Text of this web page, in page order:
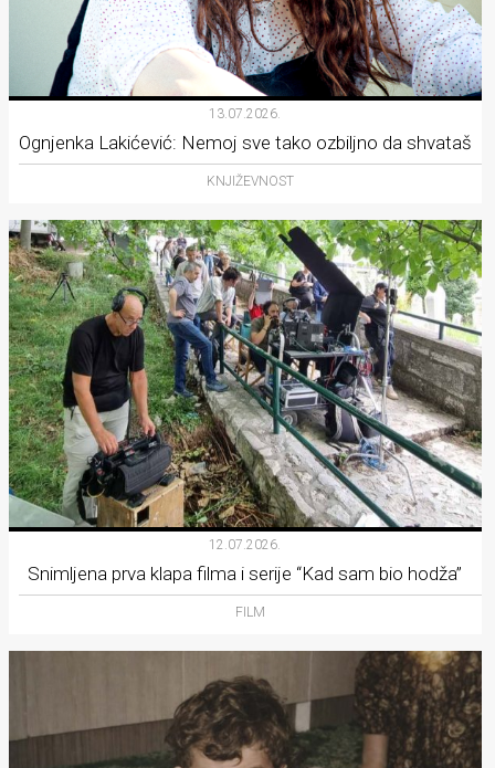
13.07.2026.
Ognjenka Lakićević: Nemoj sve tako ozbiljno da shvataš
KNJIŽEVNOST
12.07.2026.
Snimljena prva klapa filma i serije “Kad sam bio hodža”
FILM